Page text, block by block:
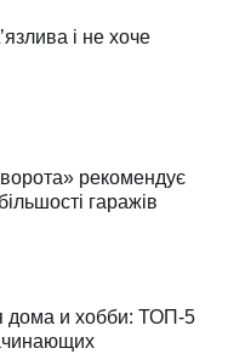
і не хоче
рекомендує
гаражів
дома и хобби: ТОП-5